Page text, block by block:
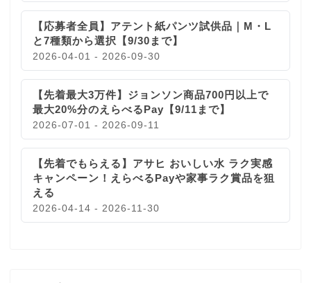
【応募者全員】アテント紙パンツ試供品｜M・L
と7種類から選択【9/30まで】
2026-04-01 - 2026-09-30
【先着最大3万件】ジョンソン商品700円以上で
最大20%分のえらべるPay【9/11まで】
2026-07-01 - 2026-09-11
【先着でもらえる】アサヒ おいしい水 ラク実感
キャンペーン！えらべるPayや家事ラク賞品を狙
える
2026-04-14 - 2026-11-30